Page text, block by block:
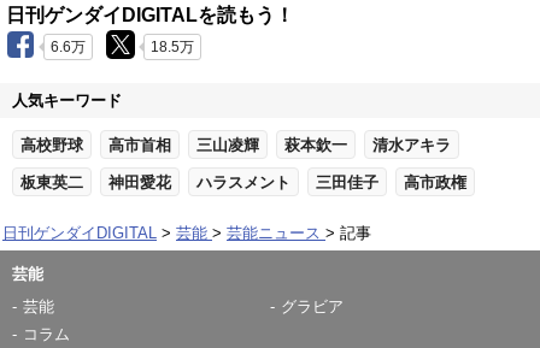
日刊ゲンダイDIGITALを読もう！
6.6万 18.5万
人気キーワード
高校野球 高市首相 三山凌輝 萩本欽一 清水アキラ
板東英二 神田愛花 ハラスメント 三田佳子 高市政権
日刊ゲンダイDIGITAL 芸能 芸能ニュース 記事
芸能
芸能
グラビア
コラム